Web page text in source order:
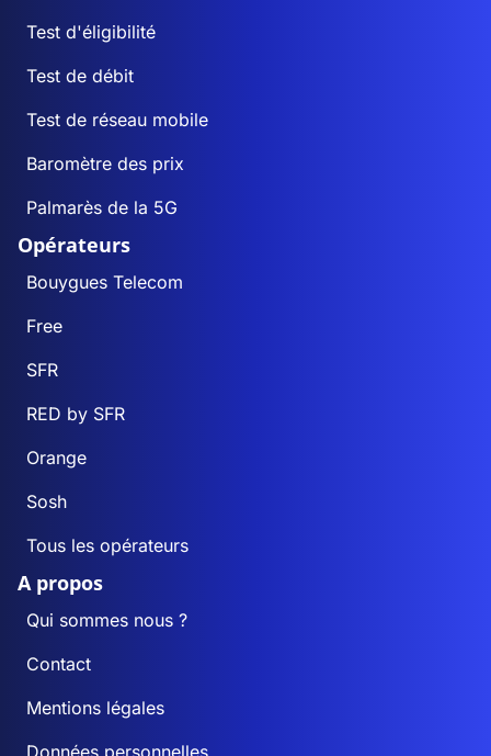
Test d'éligibilité
Test de débit
Test de réseau mobile
Baromètre des prix
Palmarès de la 5G
Opérateurs
Bouygues Telecom
Free
SFR
RED by SFR
Orange
Sosh
Tous les opérateurs
A propos
Qui sommes nous ?
Contact
Mentions légales
Données personnelles